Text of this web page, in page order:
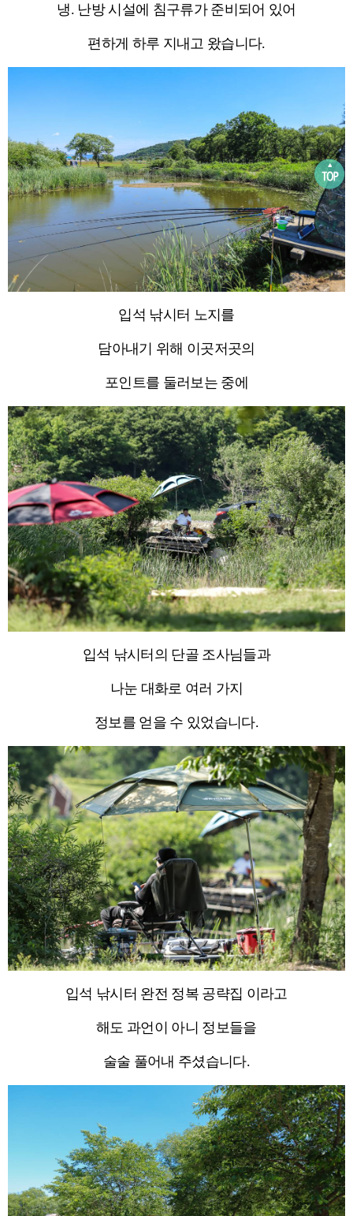
냉. 난방 시설에 침구류가 준비되어 있어
편하게 하루 지내고 왔습니다.
입석 낚시터 노지를
담아내기 위해 이곳저곳의
포인트를 둘러보는 중에
입석 낚시터의 단골 조사님들과
나눈 대화로 여러 가지
정보를 얻을 수 있었습니다.
입석 낚시터 완전 정복 공략집 이라고
해도 과언이 아니 정보들을
술술 풀어내 주셨습니다.